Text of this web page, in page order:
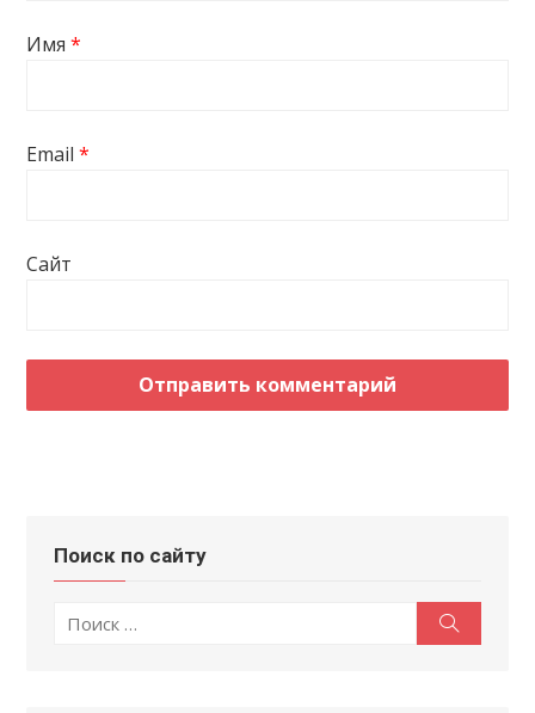
Имя*
Email*
Сайт
Поиск по сайту
по: